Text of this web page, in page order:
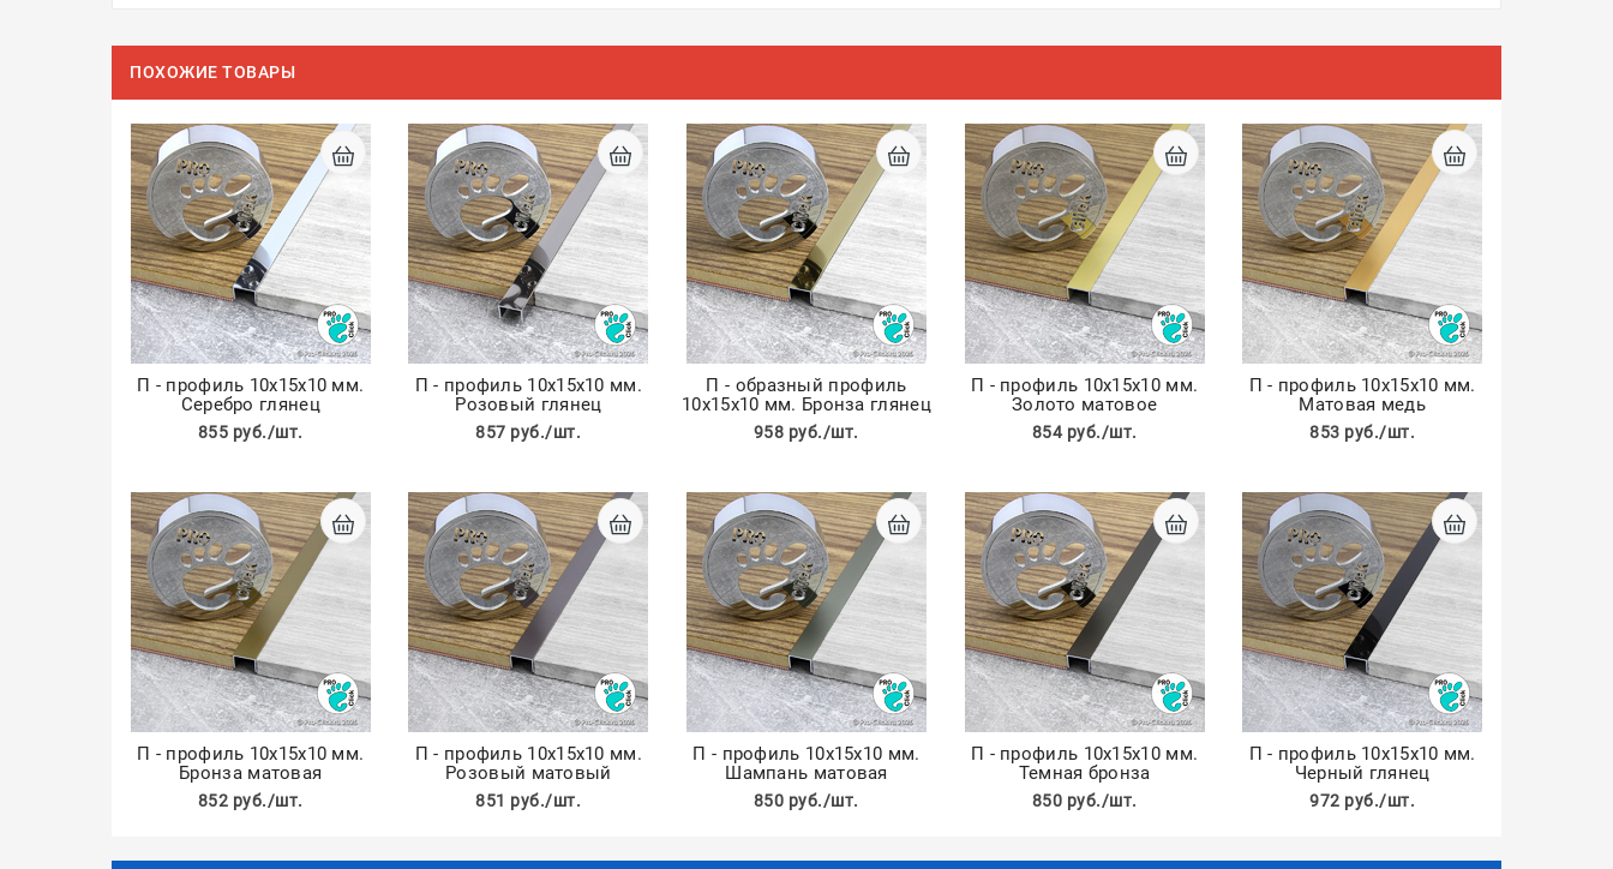
ПОХОЖИЕ ТОВАРЫ
П - профиль 10х15х10 мм.
Серебро глянец
855 руб./шт.
П - профиль 10х15х10 мм.
Розовый глянец
857 руб./шт.
П - образный профиль
10х15х10 мм. Бронза глянец
958 руб./шт.
П - профиль 10х15х10 мм.
Золото матовое
854 руб./шт.
П - профиль 10х15х10 мм.
Матовая медь
853 руб./шт.
П - профиль 10х15х10 мм.
Бронза матовая
852 руб./шт.
П - профиль 10х15х10 мм.
Розовый матовый
851 руб./шт.
П - профиль 10х15х10 мм.
Шампань матовая
850 руб./шт.
П - профиль 10х15х10 мм.
Темная бронза
850 руб./шт.
П - профиль 10х15х10 мм.
Черный глянец
972 руб./шт.